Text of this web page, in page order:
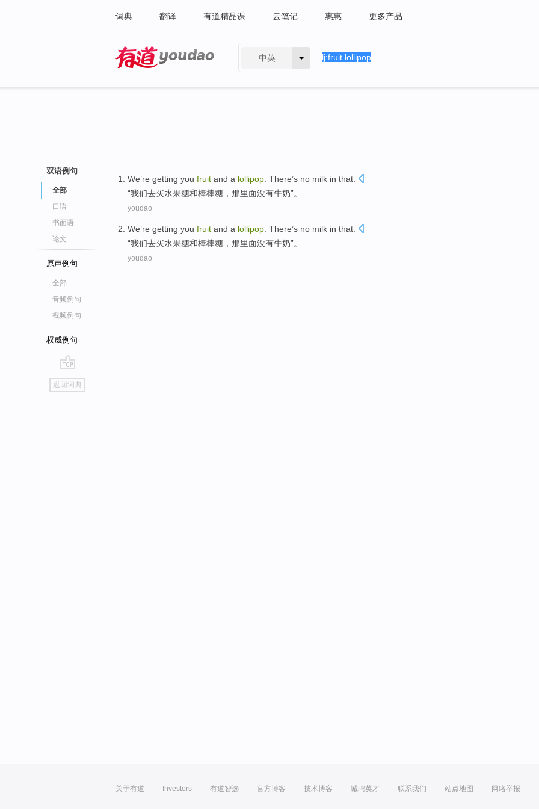
词典 翻译 有道精品课 云笔记 惠惠 更多产品
中英
双语例句
全部
口语
书面语
论文
原声例句
全部
音频例句
视频例句
权威例句
go
top
返回词典
We’re getting you fruit and a lollipop There’s no milk in that
“我们去买水果糖和棒棒糖， 那里面没有牛奶”。
youdao
We’re getting you fruit and a lollipop There’s no milk in that
“我们去买水果糖和棒棒糖， 那里面没有牛奶”。
youdao
关于有道 Investors 有道智选 官方博客 技术博客 诚聘英才 联系我们 站点地图 网络举报